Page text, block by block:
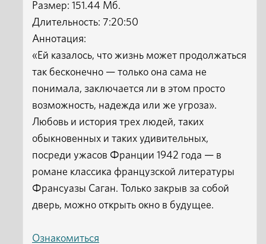
Размер: 151.44 Мб.
Длительность: 7:20:50
Аннотация:
«Ей казалось, что жизнь может продолжаться
так бесконечно — только она сама не
понимала, заключается ли в этом просто
возможность, надежда или же угроза».
Любовь и история трех людей, таких
обыкновенных и таких удивительных,
посреди ужасов Франции 1942 года — в
романе классика французской литературы
Франсуазы Саган. Только закрыв за собой
дверь, можно открыть окно в будущее.
Ознакомиться